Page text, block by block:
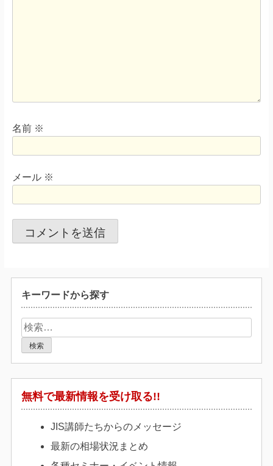
名前 ※
メール ※
キーワードから探す
検
索:
無料で最新情報を受け取る!!
JIS講師たちからのメッセージ
最新の相場状況まとめ